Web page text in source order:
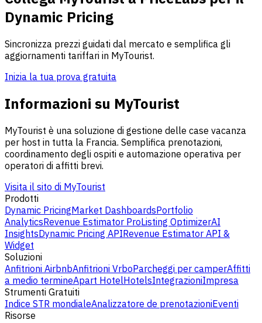
Dynamic Pricing
Sincronizza prezzi guidati dal mercato e semplifica gli
aggiornamenti tariffari in MyTourist.
Inizia la tua prova gratuita
Informazioni su MyTourist
MyTourist è una soluzione di gestione delle case vacanza
per host in tutta la Francia. Semplifica prenotazioni,
coordinamento degli ospiti e automazione operativa per
operatori di affitti brevi.
Visita il sito di MyTourist
Prodotti
Dynamic PricingMarket DashboardsPortfolio
AnalyticsRevenue Estimator ProListing OptimizerAI
InsightsDynamic Pricing APIRevenue Estimator API &
Widget
Soluzioni
Anfitrioni AirbnbAnfitrioni VrboParcheggi per camperAffitti
a medio termineApart HotelHotelsIntegrazioniImpresa
Strumenti Gratuiti
Indice STR mondialeAnalizzatore de prenotazioniEventi
Risorse